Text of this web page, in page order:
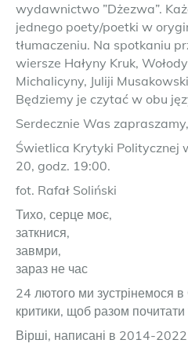
wydawnictwo ”Dżezwa”.
jednego poety/poetki w
tłumaczeniu. Na spotkaniu
wiersze Hałyny Kruk,
Michalicyny, Juliji
Będziemy je czytać w obu
Serdecznie Was
Świetlica Krytyki Politycznej
20, godz. 19:00.
fot. Rafał Soliński
Тихо, серце моє,
заткнися,
завмри,
зараз не час
24 лютого ми зустрінемося в
критики, щоб разом почитати
Вірші, написані в 2014-